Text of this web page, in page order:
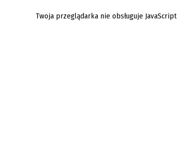
Twoja przeglądarka nie obsługuje JavaScript